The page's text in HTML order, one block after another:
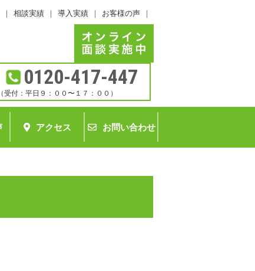
｜ 相談実績 ｜ 導入実績 ｜ お客様の声 ｜
0120-417-447
（受付：平日９：００〜１７：００）
アクセス お問い合わせ